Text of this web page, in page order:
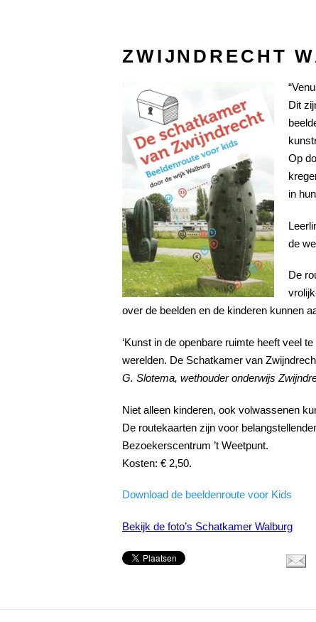
ZWIJNDRECHT
Dit
Op
in
de
De
over de beelden en de kinderen kunnen
‘Kunst in de openbare ruimte heeft veel
werelden. De Schatkamer van
G. Slotema, wethouder onderwijs
Niet alleen kinderen, ook volwassenen
De routekaarten zijn voor
Bezoekerscentrum ’t Weetpunt.
Kosten: € 2,50.
Download de beeldenroute voor Kids
Bekijk de foto’s Schatkamer Walburg